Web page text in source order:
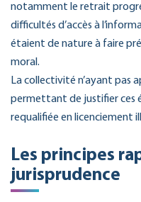
notamment le retrait
difficultés d’accès à
étaient de nature à faire
moral.
La collectivité n’ayant pas
permettant de justifier ces
requalifiée en licenciement
Les principes
jurisprudence